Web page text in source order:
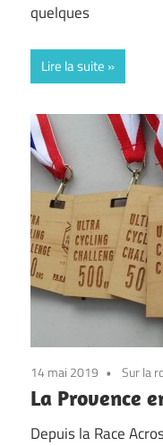
quelques
Lire la suite
14 mai 2019 Sur la
La Provence
Depuis la Race